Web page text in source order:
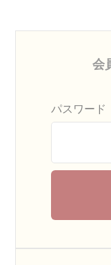
会
パスワード